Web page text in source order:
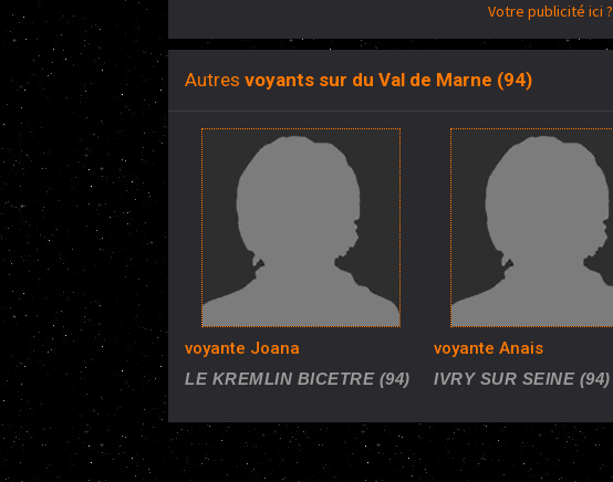
Votre publicité ici ?
Autres voyants sur du Val de Marne (94)
voyante Joana
LE KREMLIN BICETRE (94)
voyante Anais
IVRY SUR SEINE (94)